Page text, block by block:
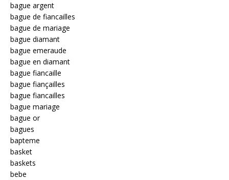
bague argent
bague de fiancailles
bague de mariage
bague diamant
bague emeraude
bague en diamant
bague fiancaille
bague fiançailles
bague fiancailles
bague mariage
bague or
bagues
bapteme
basket
baskets
bebe